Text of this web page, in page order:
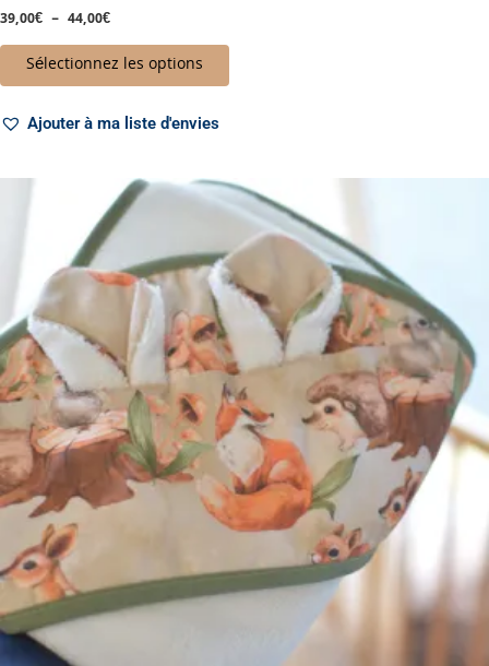
39,00€ – 44,00€
Sélectionnez les options
Ajouter à ma liste d'envies
Plage
de
prix :
39,00€
44,00€
Ce
produit
plusieurs
variations.
options
peuvent
être
choisies
sur
la
page
du